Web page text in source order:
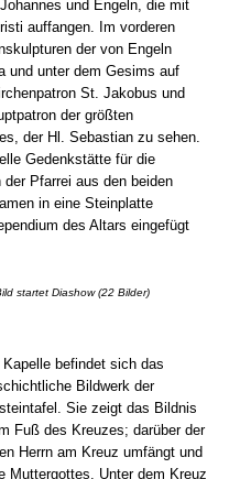
und Engeln, die mit
auffangen. Im vorderen
der von Engeln
und unter dem Gesims auf
St. Jakobus und
der größten
der Hl. Sebastian zu sehen.
Gedenkstätte für die
der Pfarrei aus den beiden
in eine Steinplatte
des Altars eingefügt
startet Diashow (22 Bilder)
befindet sich das
Bildwerk der
Sie zeigt das Bildnis
Fuß des Kreuzes; darüber der
Herrn am Kreuz umfängt und
Muttergottes. Unter dem Kreuz